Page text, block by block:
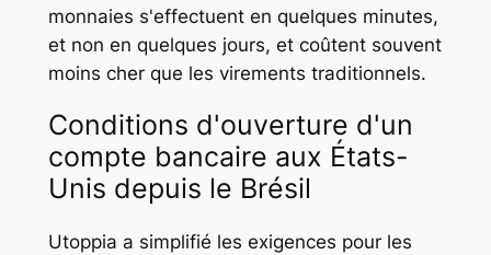
monnaies s'effectuent en quelques minutes,
et non en quelques jours, et coûtent souvent
moins cher que les virements traditionnels.
Conditions d'ouverture d'un
compte bancaire aux États-
Unis depuis le Brésil
Utoppia a simplifié les exigences pour les